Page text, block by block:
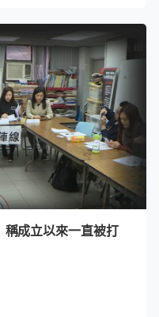
成立以來一直被打